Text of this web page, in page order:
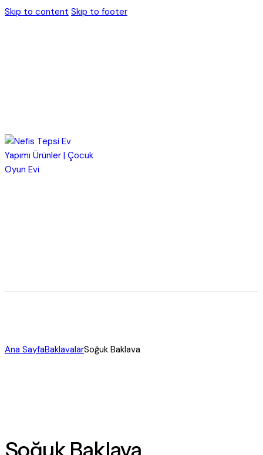
Skip to content Skip to footer
Ana SayfaBaklavalarSoğuk Baklava
Soğuk Baklava